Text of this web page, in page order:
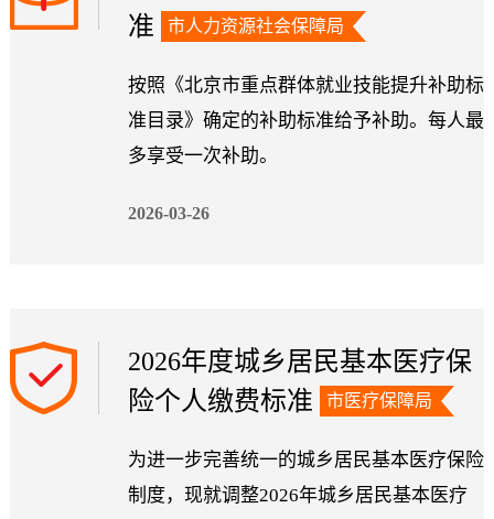
准
市人力资源社会保障局
按照《北京市重点群体就业技能提升补助标
准目录》确定的补助标准给予补助。每人最
多享受一次补助。
2026-03-26
2026年度城乡居民基本医疗保
险个人缴费标准
市医疗保障局
为进一步完善统一的城乡居民基本医疗保险
制度，现就调整2026年城乡居民基本医疗